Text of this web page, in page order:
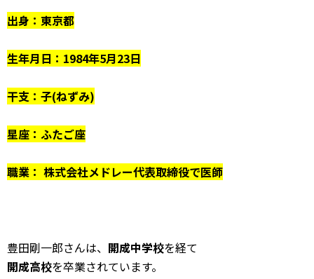
出身：東京都
生年月日：1984年5月23日
干支：子(ねずみ)
星座：ふたご座
職業： 株式会社メドレー代表取締役で医師
豊田剛一郎さんは、 開成中学校を経て
開成高校を卒業されています。